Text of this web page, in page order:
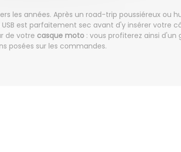
les années. Après un road-trip poussiéreux ou
est parfaitement sec avant d'y insérer votre
de votre casque moto : vous profiterez ainsi d'un
posées sur les commandes.